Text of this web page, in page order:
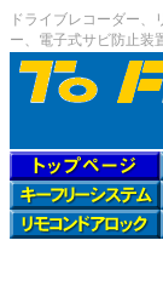
ドライブレコーダー
ー、電子式サビ防止